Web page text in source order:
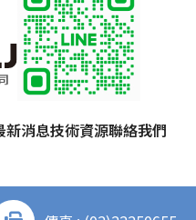
新消息技術資源聯絡我們